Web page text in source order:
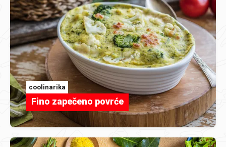
coolinarika
Fino zapečeno povrće